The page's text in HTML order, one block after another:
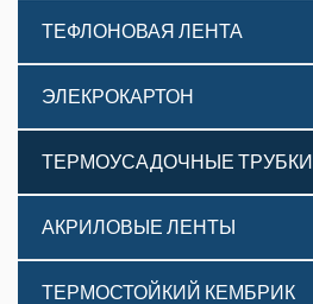
ТЕФЛОНОВАЯ ЛЕНТА
ЭЛЕКРОКАРТОН
ТЕРМОУСАДОЧНЫЕ ТРУБКИ
АКРИЛОВЫЕ ЛЕНТЫ
ТЕРМОСТОЙКИЙ КЕМБРИК